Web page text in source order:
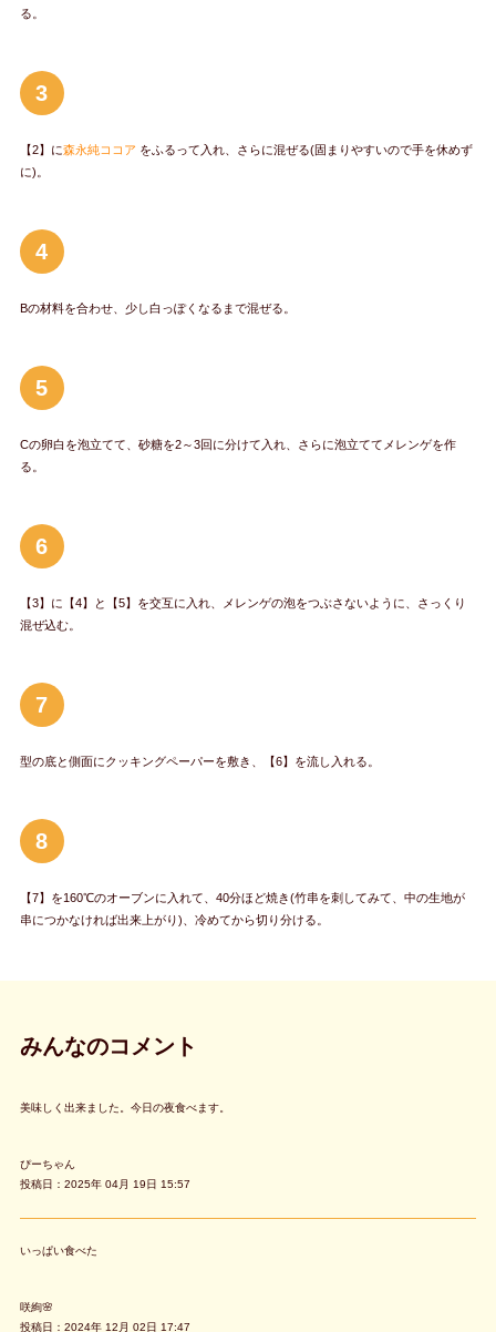
る。
3
【2】に森永純ココア をふるって入れ、さらに混ぜる(固まりやすいので手を休めず
に)。
4
Bの材料を合わせ、少し白っぽくなるまで混ぜる。
5
Cの卵白を泡立てて、砂糖を2～3回に分けて入れ、さらに泡立ててメレンゲを作
る。
6
【3】に【4】と【5】を交互に入れ、メレンゲの泡をつぶさないように、さっくり
混ぜ込む。
7
型の底と側面にクッキングペーパーを敷き、【6】を流し入れる。
8
【7】を160℃のオーブンに入れて、40分ほど焼き(竹串を刺してみて、中の生地が
串につかなければ出来上がり)、冷めてから切り分ける。
みんなのコメント
美味しく出来ました。今日の夜食べます。
ぴーちゃん
投稿日：2025年 04月 19日 15:57
いっぱい食べた
咲絢🌸
投稿日：2024年 12月 02日 17:47